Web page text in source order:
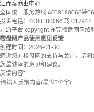
汇而泰商业中心
全国统一服务热线 4008180066转66
投诉电话：4008180066 转 017942
九游平台 copyright 东莞楼盘网网络
楼盘网产品使用意见反馈
创建时间： 2026-01-30
感谢您对楼盘网的支持与关注，请
您最诚挚的意见和建议。
反馈内容*